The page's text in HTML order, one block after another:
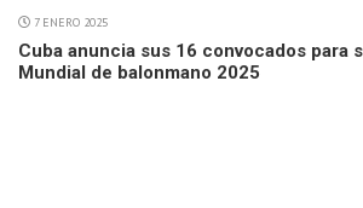
7 ENERO 2025
Cuba anuncia sus 16 convocados para
Mundial de balonmano 2025